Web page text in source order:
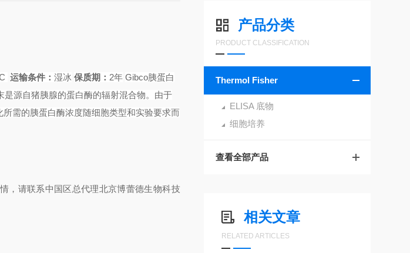
产品分类
PRODUCT CLASSIFICATION
Thermol Fisher
ELISA 底物
细胞培养
查看全部产品
相关文章
RELATED ARTICLES
运输条件：湿冰 保质期： 2年 Gibco胰蛋白
是源自猪胰腺的蛋白酶的辐射混合物。由于
需的胰蛋白酶浓度随细胞类型和实验要求而
，请联系中国区总代理北京博蕾德生物科技